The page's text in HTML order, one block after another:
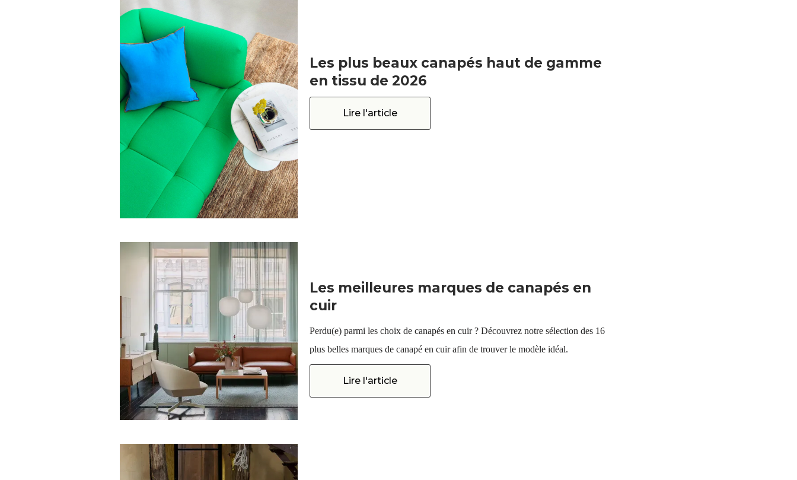
Les plus beaux canapés haut de gamme
en tissu de 2026
Lire l'article
Les meilleures marques de canapés en
cuir
Perdu(e) parmi les choix de canapés en cuir ? Découvrez notre sélection des 16
plus belles marques de canapé en cuir afin de trouver le modèle idéal.
Lire l'article